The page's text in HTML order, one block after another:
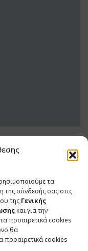
τα
της σύνδεσής σας στις
της Γενικής
και για την
προαιρετικά cookies
θα
cookies